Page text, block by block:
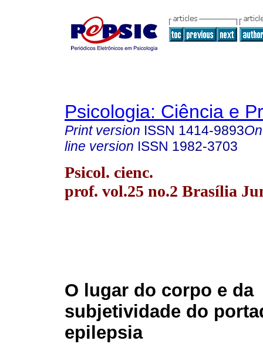
Psicologia: Ciência e
Print version ISSN 1414-9893
line version ISSN 1982-3703
Psicol. cienc.
prof. vol.25 no.2 Brasília
O lugar do corpo e da
subjetividade do
epilepsia